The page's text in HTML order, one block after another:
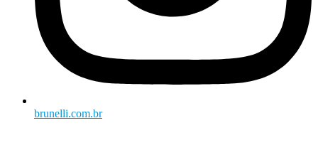
brunelli.com.br